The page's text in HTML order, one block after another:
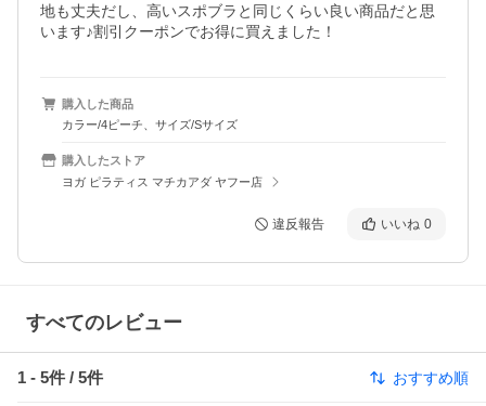
地も丈夫だし、高いスポブラと同じくらい良い商品だと思
います♪割引クーポンでお得に買えました！
購入した商品
カラー/4ピーチ、サイズ/Sサイズ
購入したストア
ヨガ ピラティス マチカアダ ヤフー店
違反報告 いいね 0
すべてのレビュー
1 - 5件 / 5件 おすすめ順